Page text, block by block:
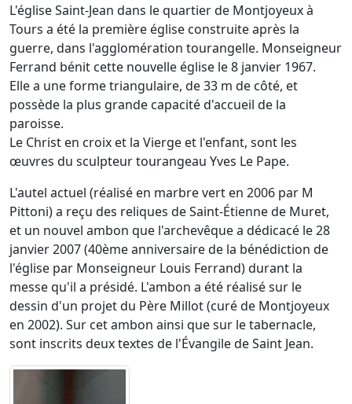
L'église Saint-Jean dans le quartier de Montjoyeux à
Tours a été la première église construite après la
guerre, dans l'agglomération tourangelle. Monseigneur
Ferrand bénit cette nouvelle église le 8 janvier 1967.
Elle a une forme triangulaire, de 33 m de côté, et
possède la plus grande capacité d'accueil de la
paroisse.
Le Christ en croix et la Vierge et l'enfant, sont les
œuvres du sculpteur tourangeau Yves Le Pape.
L'autel actuel (réalisé en marbre vert en 2006 par M
Pittoni) a reçu des reliques de Saint-Étienne de Muret,
et un nouvel ambon que l'archevêque a dédicacé le 28
janvier 2007 (40ème anniversaire de la bénédiction de
l'église par Monseigneur Louis Ferrand) durant la
messe qu'il a présidé. L'ambon a été réalisé sur le
dessin d'un projet du Père Millot (curé de Montjoyeux
en 2002). Sur cet ambon ainsi que sur le tabernacle,
sont inscrits deux textes de l'Évangile de Saint Jean.